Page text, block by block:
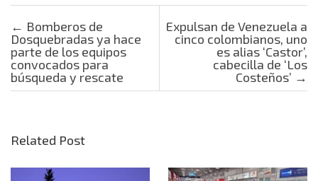
Post navigation
← Bomberos de
Dosquebradas ya hace
parte de los equipos
convocados para
búsqueda y rescate
Expulsan de Venezuela a
cinco colombianos, uno
es alias ‘Castor’,
cabecilla de ‘Los
Costeños’ →
Related Post